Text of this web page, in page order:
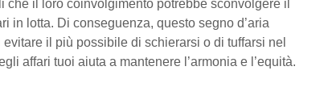
il loro coinvolgimento potrebbe sconvolgere il
in lotta. Di conseguenza, questo segno d’aria
il più possibile di schierarsi o di tuffarsi nel
affari tuoi aiuta a mantenere l’armonia e l’equità.